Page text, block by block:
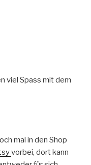
viel Spass mit dem
mal in den Shop
vorbei, dort kann